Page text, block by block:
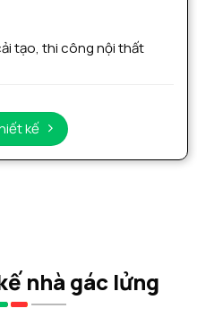
tạo, thi công nội thất
kế
nhà gác lửng